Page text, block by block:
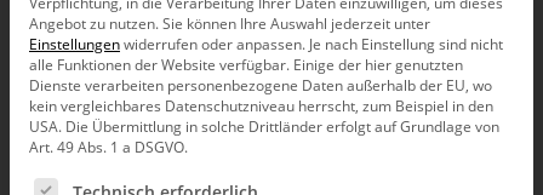
Partner
Angebot zu nutzen.Sie können Ihre Auswahl jederzeit unter
Einstellungenwiderrufen oder anpassen. Je nach Einstellung sind nicht
alle Funktionen der Website verfügbar. Einige der hier genutzten
Dienste verarbeiten personenbezogene Daten außerhalb der EU, wo
kein vergleichbares Datenschutzniveau herrscht, zum Beispiel in den
USA. Die Übermittlung in solche Drittländer erfolgt auf Grundlage von
Art. 49 Abs. 1 a DSGVO.
Es folgt eine Liste der Service-Gruppen, für die eine